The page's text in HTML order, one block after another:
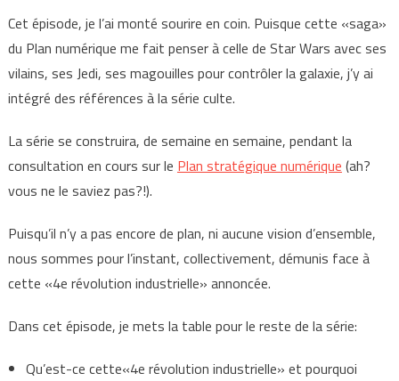
Cet épisode, je l’ai monté sourire en coin. Puisque cette «saga»
du Plan numérique me fait penser à celle de Star Wars avec ses
vilains, ses Jedi, ses magouilles pour contrôler la galaxie, j’y ai
intégré des références à la série culte.
La série se construira, de semaine en semaine, pendant la
consultation en cours sur le Plan stratégique numérique (ah?
vous ne le saviez pas?!).
Puisqu’il n’y a pas encore de plan, ni aucune vision d’ensemble,
nous sommes pour l’instant, collectivement, démunis face à
cette «4e révolution industrielle» annoncée.
Dans cet épisode, je mets la table pour le reste de la série:
Qu’est-ce cette«4e révolution industrielle» et pourquoi